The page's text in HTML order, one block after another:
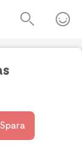
Spara